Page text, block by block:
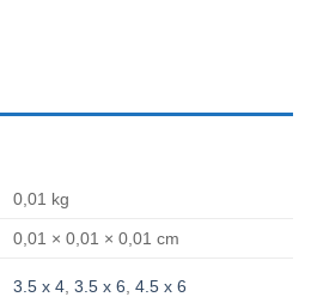
0,01 kg
0,01 × 0,01 × 0,01 cm
3.5 x 4,3.5 x 6,4.5 x 6